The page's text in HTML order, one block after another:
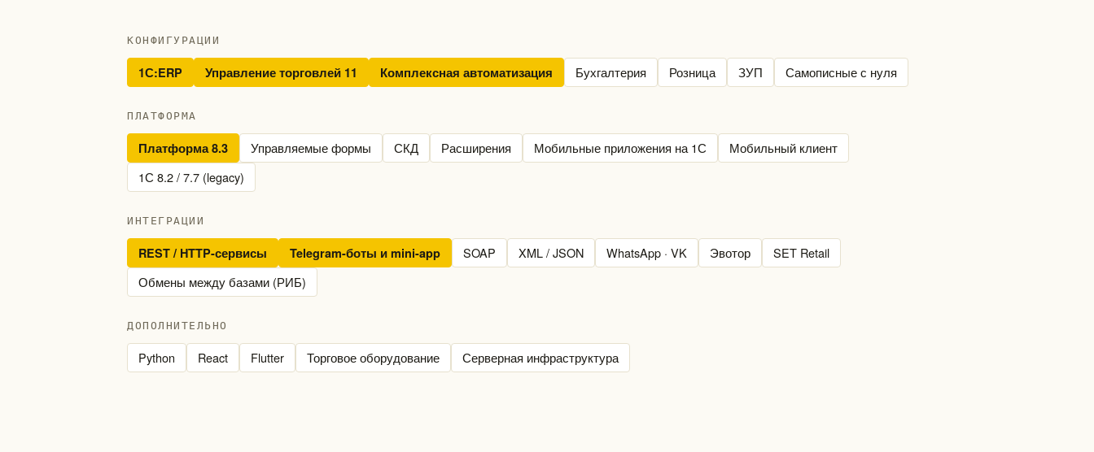
КОНФИГУРАЦИИ
1С:ERP Управление торговлей 11 Комплексная автоматизация Бухгалтерия Розница ЗУП Самописные с нуля
ПЛАТФОРМА
Платформа 8.3 Управляемые формы СКД Расширения Мобильные приложения на 1С
Мобильный клиент
1С 8.2 / 7.7 (legacy)
ИНТЕГРАЦИИ
REST / HTTP-сервисы Telegram-боты и mini-app SOAP XML / JSON WhatsApp · VK Эвотор
SET Retail
Обмены между базами (РИБ)
ДОПОЛНИТЕЛЬНО
Python React Flutter Торговое оборудование Серверная инфраструктура